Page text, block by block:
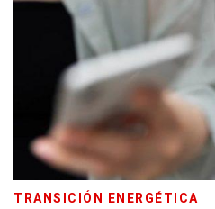
TRANSICIÓN ENERGÉTICA